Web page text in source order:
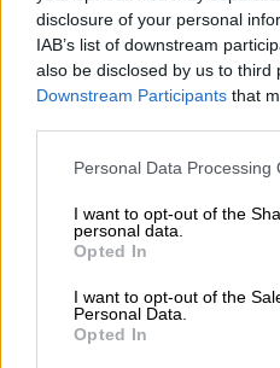
disclosure of your personal
IAB’s list of downstream
also be disclosed by us to third
Downstream Participants that
Please note that this website/
not limited to your visit or
grant or deny consent to
use your data for below
consent section.
Personal Data Processing
I want to opt-out of the
personal data.
Opted In
I want to opt-out of the
Personal Data.
Opted In
Ο άλλοτε σπουδαίος
Ολλανδίας, του Άγιαξ
κατηγορηθεί για
την εποχή που ήταν
του Αίαντα. Είχε
μηνύματα σεξουαλικού
υπάλληλο του
αποκαλύφθηκε ο
το πόστο του
του και δηλώνοντας